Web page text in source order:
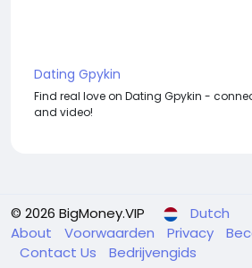
Dating Gpykin
Find real love on Dating Gpykin -
and video!
© 2026 BigMoney.VIP
Dutch
About
Voorwaarden Privacy
Contact Us
Bedrijvengids